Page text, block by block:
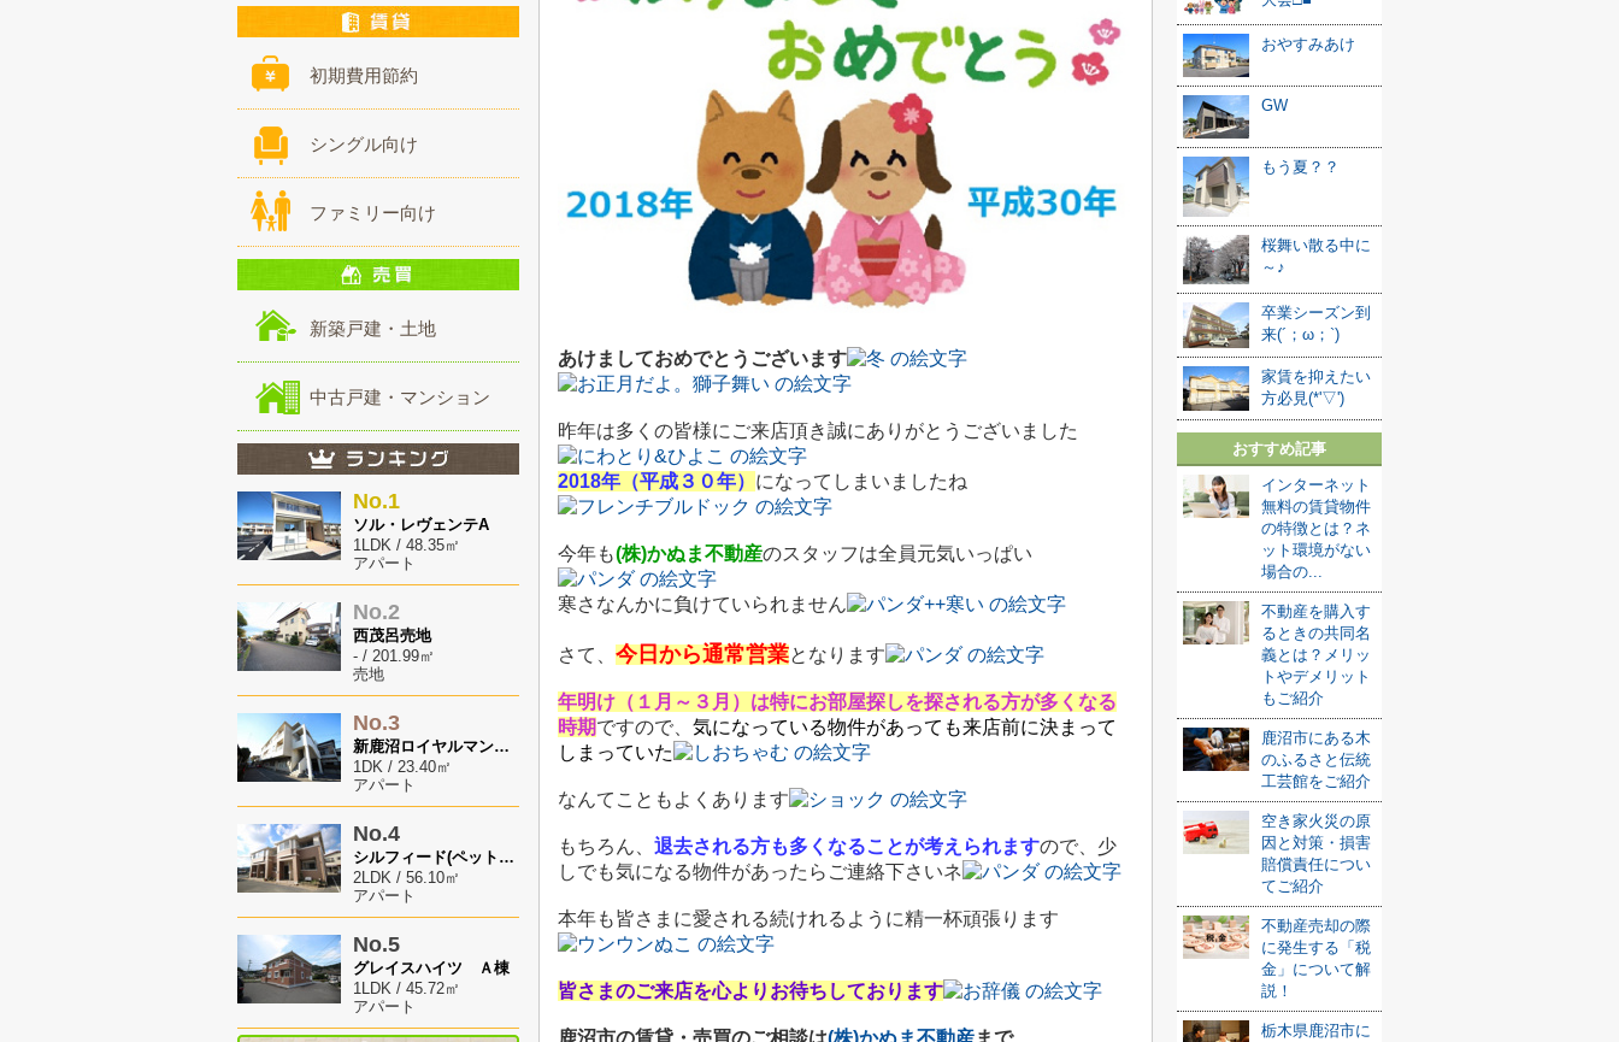
あけましておめでとうございます
昨年は多くの皆様にご来店頂き誠にありがとうございました
2018年（平成３０年） になってしまいましたね
今年も(株)かぬま不動産のスタッフは全員元気いっぱい
寒さなんかに負けていられません
さて、 今日から通常営業となります
年明け（１月～３月）は特にお部屋探しを探される方が多くなる
時期ですので、 気になっている物件があっても来店前に決まって
しまっていた
なんてこともよくあります
もちろん、 退去される方も多くなることが考えられますので、少
しでも気になる物件があったらご連絡下さいネ
本年も皆さまに愛される続けれるように精一杯頑張ります
皆さまのご来店を心よりお待ちしております
おやすみあけ
GW
もう夏？？
桜舞い散る中に
～♪
卒業シーズン到
来(´；ω；`)
家賃を抑えたい
方必見(*'▽')
おすすめ記事
インターネット
無料の賃貸物件
の特徴とは？ネ
ット環境がない
場合の...
不動産を購入す
るときの共同名
義とは？メリッ
トやデメリット
もご紹介
鹿沼市にある木
のふるさと伝統
工芸館をご紹介
空き家火災の原
因と対策・損害
賠償責任につい
てご紹介
不動産売却の際
に発生する「税
金」について解
説！
栃木県鹿沼市に
初期費用節約
シングル向け
ファミリー向け
新築戸建・土地
中古戸建・マンション
No.1
ソル・レヴェンテA
1LDK / 48.35㎡
アパート
No.2
西茂呂売地
- / 201.99㎡
売地
No.3
新鹿沼ロイヤルマンション
1DK / 23.40㎡
アパート
No.4
シルフィード(ペット飼育可）
2LDK / 56.10㎡
アパート
No.5
グレイスハイツ Ａ棟
1LDK / 45.72㎡
アパート